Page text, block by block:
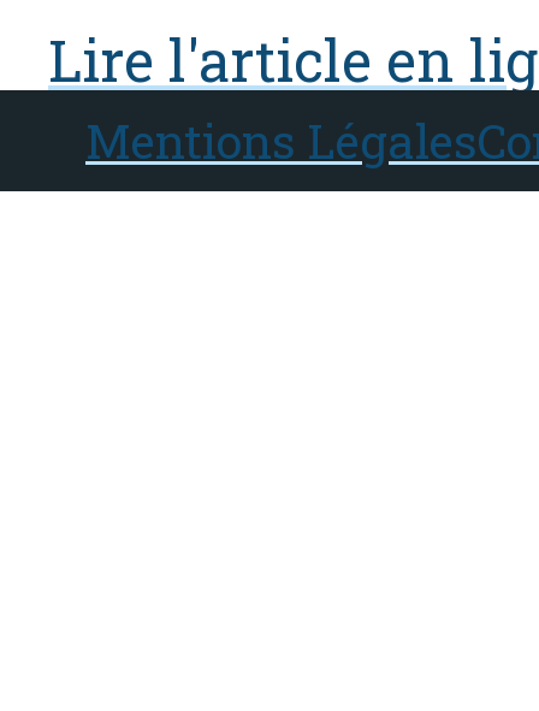
Lire l'article en
Mentions Légales